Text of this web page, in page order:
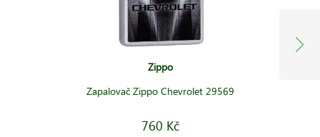
Zippo
Zapalovač Zippo Chevrolet 29569
760 Kč